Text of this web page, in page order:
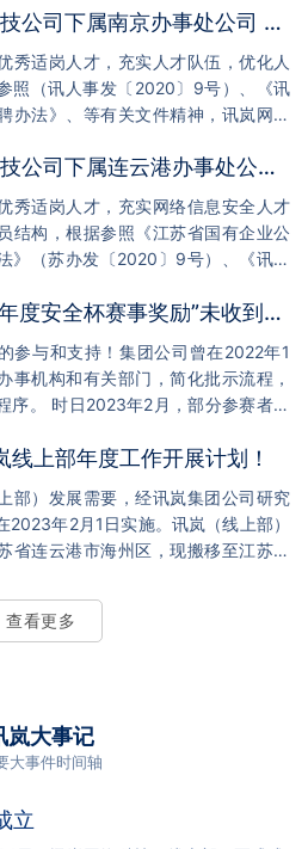
讯岚网络科技公司下属南京办事处公司 公开招聘工作人员公告
秀适岗人才，充实人才队伍，优化人
照（讯人事发〔2020〕9号）、《讯
办法》、等有关文件精神，讯岚网络
将有关事项公告如下： 一、招聘岗
技术专员 ：本科学历 ；专业：计算
计算机网络、软件工程、网络空间与
届毕业生 ；英语四级或六级； 岗位
员：本科学历；专业：播音主持与艺
毕业生 ；英语四级或六级； 岗位人
讯岚网络科技公司下属连云港办事处公司 公开招聘工作人员公告
秀适岗人才，充实网络信息安全人才
结构，根据参照《江苏省国有企业公
》（苏办发〔2020〕9号）、《讯岚
办事处公司面向社会公开招聘网络安
信息安全技术专员 ：本科学历 ；专
与技术、计算机网络、软件工程、网
限2023届毕业生 ；英语四级或六
: 1 网络信息安全技术专员 ：大学专科
限 …
关于“2022年度安全杯赛事奖励”未收到事件处置公告！
参与和支持！集团公司曾在2022年1
事机构和有关部门，简化批示流程，
序。 时日2023年2月，部分参赛者仍
此事件调查“为何部分参赛者比赛奖励
善售后处置。 比赛结束后，我们在
官网公布比赛成绩，并公示7天。在
，确定获奖纸质证书人员名单。受当
上部年度工作开展计划！
部）发展需要，经讯岚集团公司研究
2023年2月1日实施。讯岚（线上部）
省连云港市海州区，现搬移至江苏省
（代号）担任法人（总负责
代号）担任总经理、财务总监、法务
zy.wxctf.c…
查看更多
岚大事记
大事件时间轴
立